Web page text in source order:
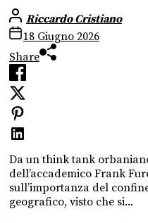
Riccardo Cristiano
18 Giugno 2026
Share
Da un think tank
dell’accademico Frank
sull’importanza del
geografico, visto che si...